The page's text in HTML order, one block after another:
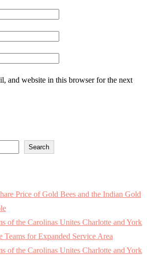
and website in this browser for the next
Search
Price of Gold Bees and the Indian Gold
of the Carolinas Unites Charlotte and York
Teams for Expanded Service Area
of the Carolinas Unites Charlotte and York